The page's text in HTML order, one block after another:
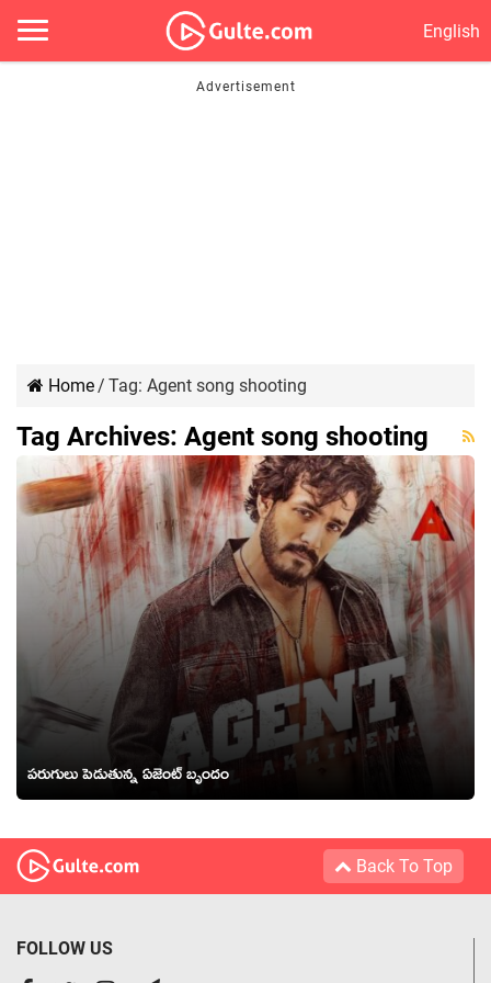
English
Home/ Tag: Agent song shooting
Tag Archives: Agent song shooting
పరుగులు పెడుతున్న ఏజెంట్ బృందం
Back To Top
FOLLOW US